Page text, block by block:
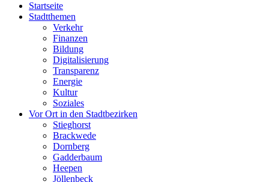
Startseite
Stadtthemen
Verkehr
Finanzen
Bildung
Digitalisierung
Transparenz
Energie
Kultur
Soziales
Vor Ort in den Stadtbezirken
Stieghorst
Brackwede
Dornberg
Gadderbaum
Heepen
Jöllenbeck